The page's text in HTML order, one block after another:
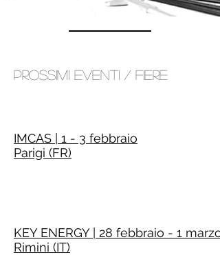
Prossimi eventi / fiere
IMCAS | 1 - 3 febbraio
Parigi (FR)
KEY ENERGY | 28 febbraio - 1 marzo
Rimini (IT)